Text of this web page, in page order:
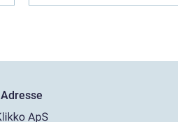
Adresse